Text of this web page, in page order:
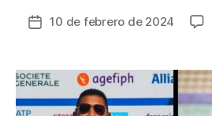
Fecha
entrada
10 de febrero de 2024